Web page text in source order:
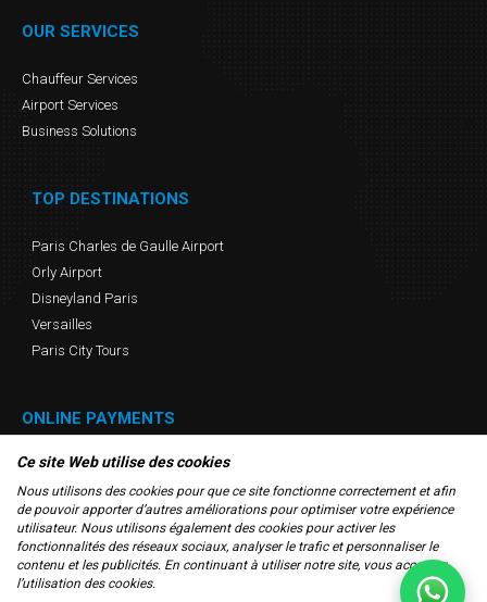
Ce site Web utilise des cookies
Nous utilisons des cookies pour que ce site fonctionne correctement et afin
de pouvoir apporter d’autres améliorations pour optimiser votre expérience
utilisateur. Nous utilisons également des cookies pour activer les
fonctionnalités des réseaux sociaux, analyser le trafic et personnaliser le
contenu et les publicités. En continuant à utiliser notre site, vous acceptez
l’utilisation des cookies.
OUR SERVICES
Chauffeur Services
Airport Services
Business Solutions
TOP DESTINATIONS
Paris Charles de Gaulle Airport
Orly Airport
Disneyland Paris
Versailles
Paris City Tours
ONLINE PAYMENTS